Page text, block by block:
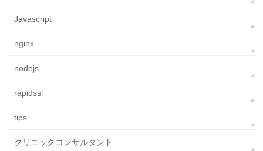
Javascript
nginx
nodejs
rapidssl
tips
クリニックコンサルタント